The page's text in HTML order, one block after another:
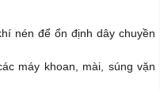
nén để ổn định dây chuyền
máy khoan, mài, súng vặn